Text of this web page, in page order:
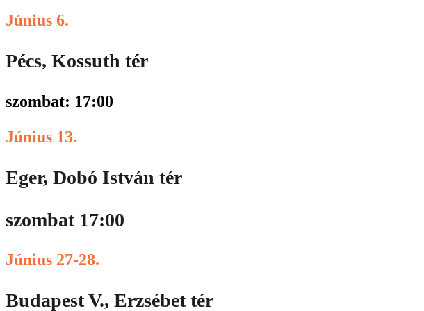
Június 6.
Pécs, Kossuth tér
szombat: 17:00
Június 13.
Eger, Dobó István tér
szombat 17:00
Június 27-28.
Budapest V., Erzsébet tér